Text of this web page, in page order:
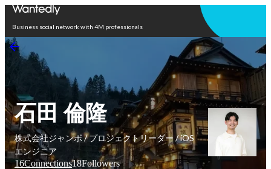
Business social network with 4M professionals
石田 倫隆
株式会社ジャンボ / プロジェクトリーダー / iOS
エンジニア
16Connections18Followers